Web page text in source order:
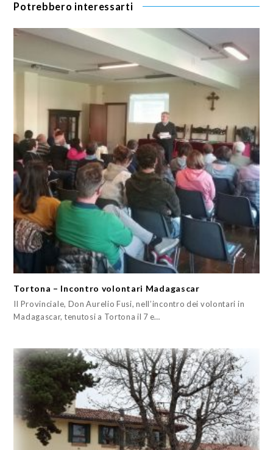
Potrebbero interessarti
Tortona – Incontro volontari Madagascar
Il Provinciale, Don Aurelio Fusi, nell’incontro dei volontari in
Madagascar, tenutosi a Tortona il 7 e…